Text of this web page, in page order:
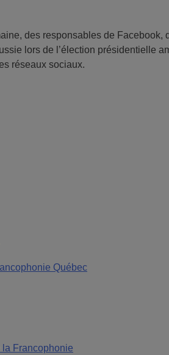
des responsables de
lors de l’élection présidentielle
réseaux sociaux.